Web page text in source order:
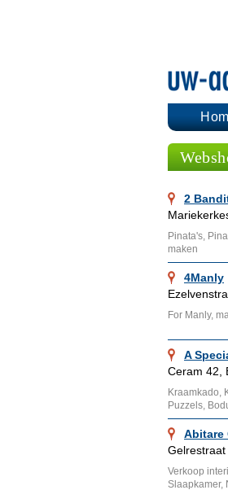
2
Pinata's,
maken
4Manly
For Manly,
A
Ceram 42,
Kraamkado,
Puzzels,
Abitare
Verkoop
Slaapkamer,